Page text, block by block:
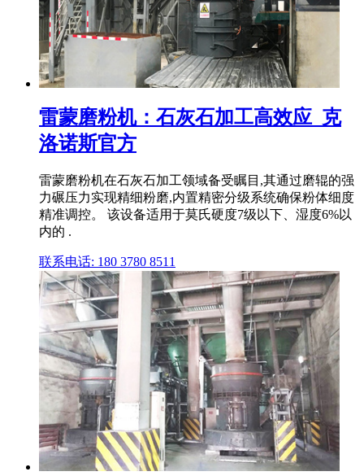
雷蒙磨粉机：石灰石加工高效应_克
洛诺斯官方
雷蒙磨粉机在石灰石加工领域备受瞩目,其通过磨辊的强
力碾压力实现精细粉磨,内置精密分级系统确保粉体细度
精准调控。 该设备适用于莫氏硬度7级以下、湿度6%以
内的 .
联系电话: 180 3780 8511